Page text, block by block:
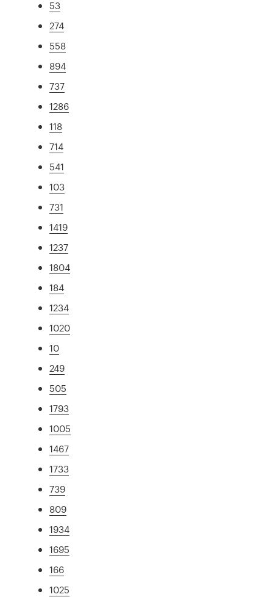
53
274
558
894
737
1286
118
714
541
103
731
1419
1237
1804
184
1234
1020
10
249
505
1793
1005
1467
1733
739
809
1934
1695
166
1025